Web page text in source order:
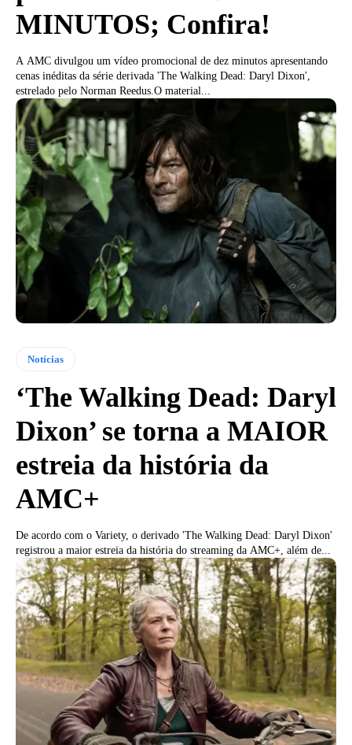
MINUTOS; Confira!
A AMC divulgou um vídeo promocional de dez minutos apresentando
cenas inéditas da série derivada 'The Walking Dead: Daryl Dixon',
estrelado pelo Norman Reedus.O material...
Notícias
‘The Walking Dead: Daryl
Dixon’ se torna a MAIOR
estreia da história da
AMC+
De acordo com o Variety, o derivado 'The Walking Dead: Daryl Dixon'
registrou a maior estreia da história do streaming da AMC+, além de...